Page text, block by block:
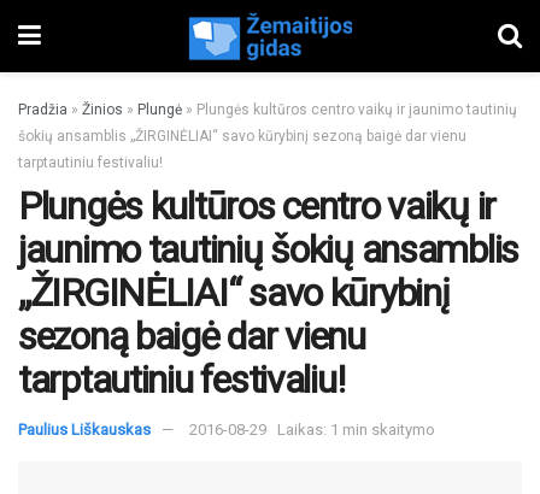
Pradžia » Žinios » Plungė » Plungės kultūros centro vaikų ir jaunimo tautinių
šokių ansamblis „ŽIRGINĖLIAI“ savo kūrybinį sezoną baigė dar vienu
tarptautiniu festivaliu!
Plungės kultūros centro vaikų ir
jaunimo tautinių šokių ansamblis
„ŽIRGINĖLIAI“ savo kūrybinį
sezoną baigė dar vienu
tarptautiniu festivaliu!
Paulius Liškauskas 2016-08-29 Laikas: 1 min skaitymo